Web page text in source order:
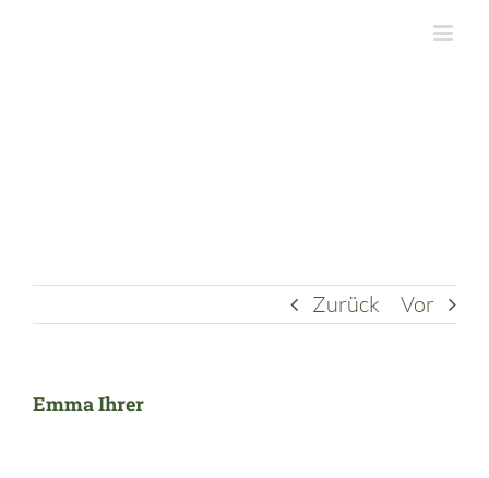
Zurück Vor
Emma Ihrer